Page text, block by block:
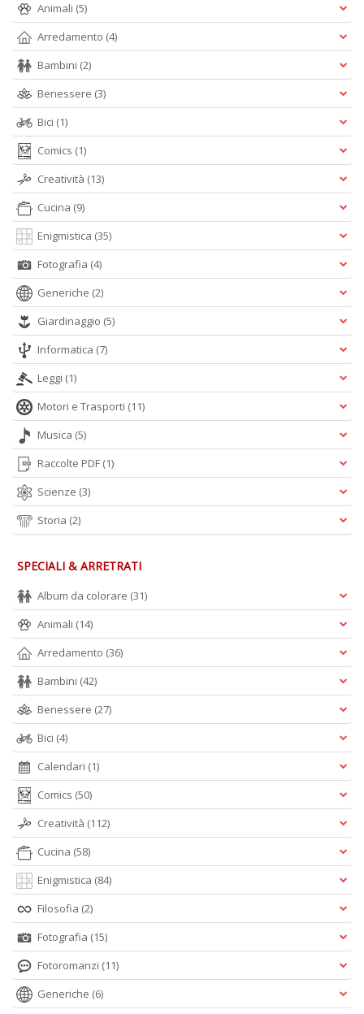
Animali (5)
Arredamento (4)
Bambini (2)
Benessere (3)
Bici (1)
Comics (1)
Creatività (13)
Cucina (9)
Enigmistica (35)
Fotografia (4)
Generiche (2)
Giardinaggio (5)
Informatica (7)
Leggi (1)
Motori e Trasporti (11)
Musica (5)
Raccolte PDF (1)
Scienze (3)
Storia (2)
SPECIALI & ARRETRATI
Album da colorare (31)
Animali (14)
Arredamento (36)
Bambini (42)
Benessere (27)
Bici (4)
Calendari (1)
Comics (50)
Creatività (112)
Cucina (58)
Enigmistica (84)
Filosofia (2)
Fotografia (15)
Fotoromanzi (11)
Generiche (6)